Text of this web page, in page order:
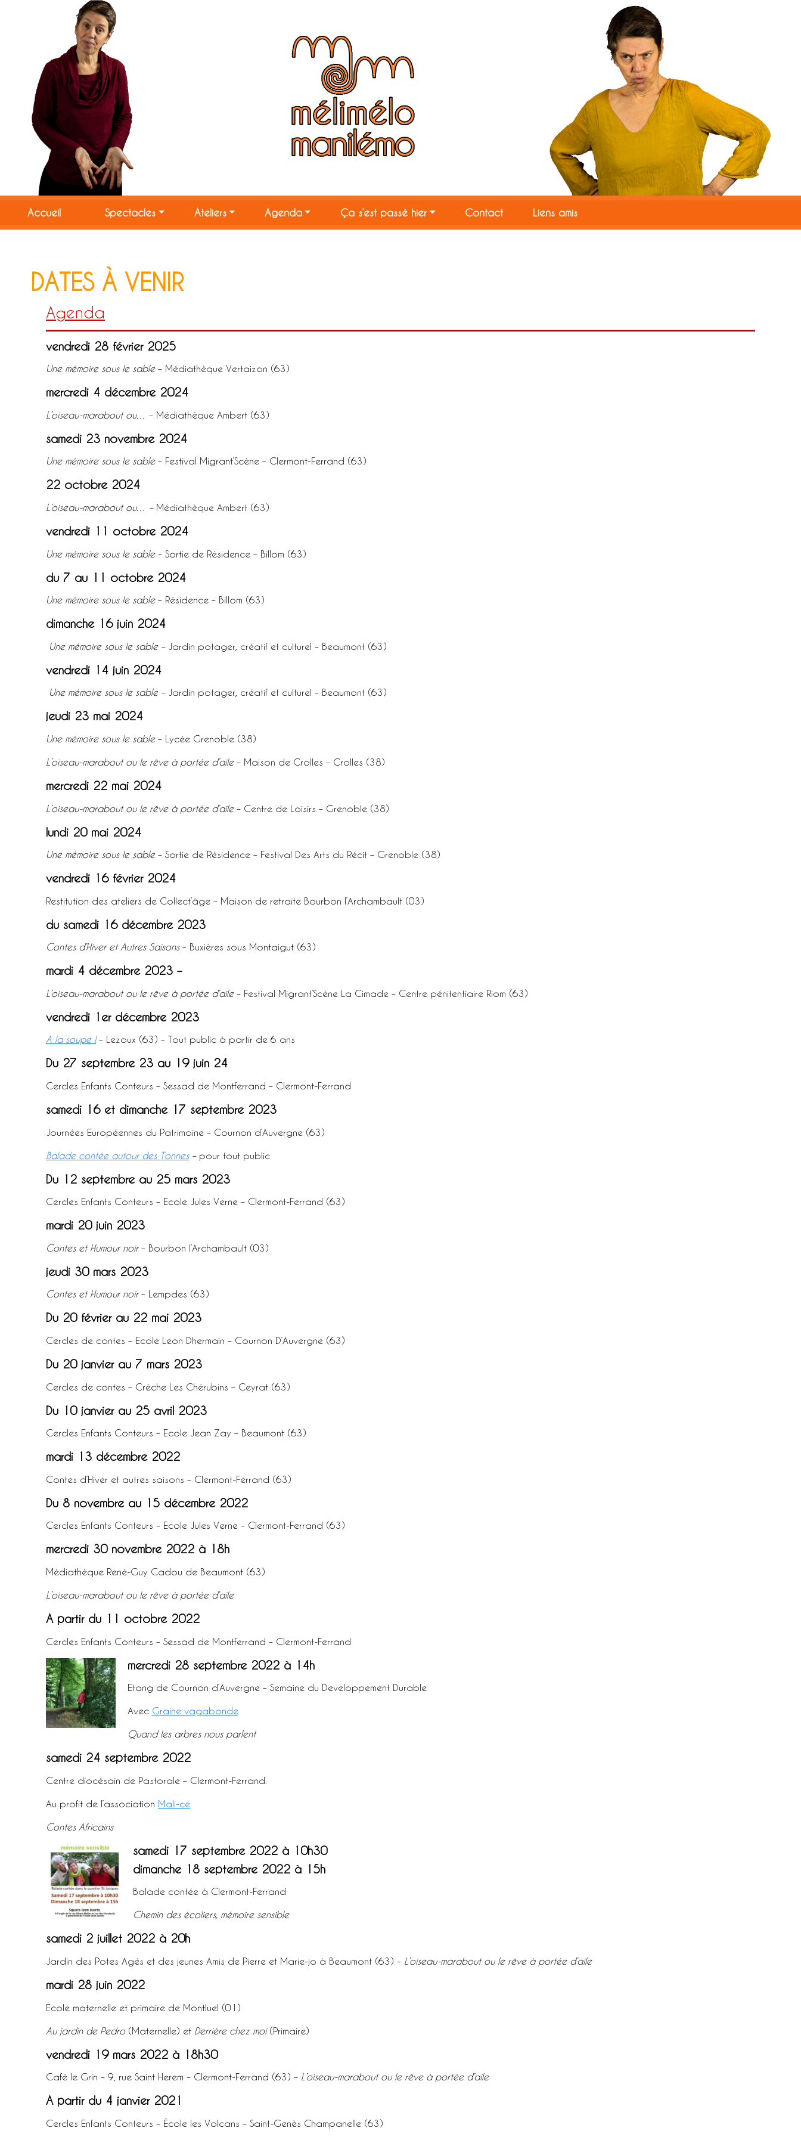
Accueil Spectacles Ateliers Agenda Ça s’est passé hier Contact Liens amis
DATES À VENIR
Agenda
vendredi 28 février 2025
Une mémoire sous le sable– Médiathèque Vertaizon (63)
mercredi 4 décembre 2024
L’oiseau-marabout ou… – Médiathèque Ambert (63)
samedi 23 novembre 2024
Une mémoire sous le sable– Festival Migrant’Scène – Clermont-Ferrand (63)
22 octobre 2024
L’oiseau-marabout ou… – Médiathèque Ambert (63)
vendredi 11 octobre 2024
Une mémoire sous le sable– Sortie de Résidence – Billom (63)
du 7 au 11 octobre 2024
Une mémoire sous le sable– Résidence – Billom (63)
dimanche 16 juin 2024
Une mémoire sous le sable – Jardin potager, créatif et culturel – Beaumont (63)
vendredi 14 juin 2024
Une mémoire sous le sable – Jardin potager, créatif et culturel – Beaumont (63)
jeudi 23 mai 2024
Une mémoire sous le sable– Lycée Grenoble (38)
L’oiseau-marabout ou le rêve à portée d’aile– Maison de Crolles – Crolles (38)
mercredi 22 mai 2024
L’oiseau-marabout ou le rêve à portée d’aile– Centre de Loisirs – Grenoble (38)
lundi 20 mai 2024
Une mémoire sous le sable– Sortie de Résidence – Festival Des Arts du Récit – Grenoble (38)
vendredi 16 février 2024
Restitution des ateliers de Collect’âge – Maison de retraite Bourbon l’Archambault (03)
du samedi 16 décembre 2023
Contes d’Hiver et Autres Saisons– Buxières sous Montaigut (63)
mardi 4 décembre 2023 –
L’oiseau-marabout ou le rêve à portée d’aile– Festival Migrant’Scène La Cimade – Centre pénitentiaire Riom (63)
vendredi 1er décembre 2023
A la soupe !– Lezoux (63) – Tout public à partir de 6 ans
Du 27 septembre 23 au 19 juin 24
Cercles Enfants Conteurs – Sessad de Montferrand – Clermont-Ferrand
samedi 16 et dimanche 17 septembre 2023
Journées Européennes du Patrimoine – Cournon d’Auvergne (63)
Balade contée autour des Tonnes– pour tout public
Du 12 septembre au 25 mars 2023
Cercles Enfants Conteurs – Ecole Jules Verne – Clermont-Ferrand (63)
mardi 20 juin 2023
Contes et Humour noir– Bourbon l’Archambault (03)
jeudi 30 mars 2023
Contes et Humour noir– Lempdes (63)
Du 20 février au 22 mai 2023
Cercles de contes – Ecole Leon Dhermain – Cournon D’Auvergne (63)
Du 20 janvier au 7 mars 2023
Cercles de contes – Crèche Les Chérubins – Ceyrat (63)
Du 10 janvier au 25 avril 2023
Cercles Enfants Conteurs – Ecole Jean Zay – Beaumont (63)
mardi 13 décembre 2022
Contes d’Hiver et autres saisons – Clermont-Ferrand (63)
Du 8 novembre au 15 décembre 2022
Cercles Enfants Conteurs – Ecole Jules Verne – Clermont-Ferrand (63)
mercredi 30 novembre 2022 à 18h
Médiathèque René-Guy Cadou de Beaumont (63)
L’oiseau-marabout ou le rêve à portée d’aile
A partir du 11 octobre 2022
Cercles Enfants Conteurs – Sessad de Montferrand – Clermont-Ferrand
mercredi 28 septembre 2022 à 14h
Etang de Cournon d’Auvergne – Semaine du Developpement Durable
Avec Graine vagabonde
Quand les arbres nous parlent
samedi 24 septembre 2022
Centre diocésain de Pastorale – Clermont-Ferrand.
Au profit de l’association Mali-ce
Contes Africains
samedi 17 septembre 2022 à 10h30
dimanche 18 septembre 2022 à 15h
Balade contée à Clermont-Ferrand
Chemin des écoliers, mémoire sensible
samedi 2 juillet 2022 à 20h
Jardin des Potes Agés et des jeunes Amis de Pierre et Marie-jo à Beaumont (63) – L’oiseau-marabout ou le rêve à portée d’aile
mardi 28 juin 2022
Ecole maternelle et primaire de Montluel (01)
Au jardin de Pedro (Maternelle) et Derrière chez moi (Primaire)
vendredi 19 mars 2022 à 18h30
Café le Grin – 9, rue Saint Herem – Clermont-Ferrand (63) – L’oiseau-marabout ou le rêve à portée d’aile
A partir du 4 janvier 2021
Cercles Enfants Conteurs – École les Volcans – Saint-Genès Champanelle (63)